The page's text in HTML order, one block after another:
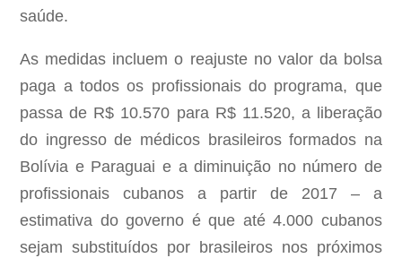
saúde.
As medidas incluem o reajuste no valor da bolsa
paga a todos os profissionais do programa, que
passa de R$ 10.570 para R$ 11.520, a liberação
do ingresso de médicos brasileiros formados na
Bolívia e Paraguai e a diminuição no número de
profissionais cubanos a partir de 2017 – a
estimativa do governo é que até 4.000 cubanos
sejam substituídos por brasileiros nos próximos